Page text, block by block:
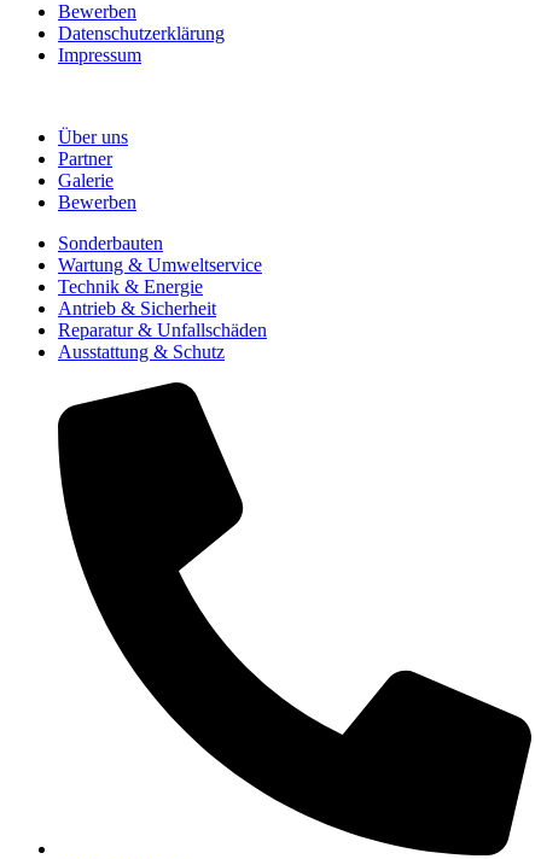
Bewerben
Datenschutzerklärung
Impressum
Über uns
Partner
Galerie
Bewerben
Sonderbauten
Wartung & Umweltservice
Technik & Energie
Antrieb & Sicherheit
Reparatur & Unfallschäden
Ausstattung & Schutz